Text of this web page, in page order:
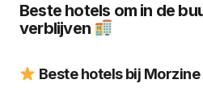
Beste hotels om in de
verblijven
Beste hotels bij Morzine